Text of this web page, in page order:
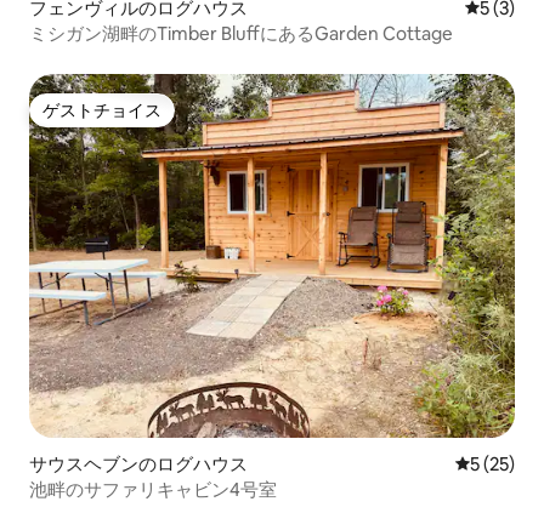
フェンヴィルのログハウス レビュー
5 (3)
ミシガン湖畔のTimber BluffにあるGarden Cottage
ゲストチョイス
ゲストチョイス
サウスヘブンのログハウス レビュー
5 (25)
池畔のサファリキャビン4号室